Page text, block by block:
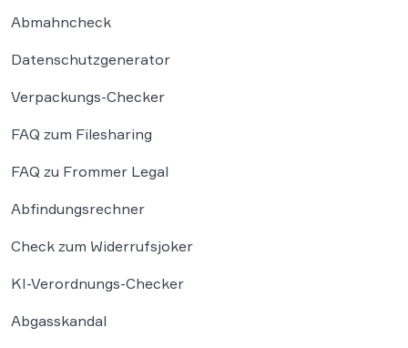
Abmahncheck
Datenschutzgenerator
Verpackungs-Checker
FAQ zum Filesharing
FAQ zu Frommer Legal
Abfindungsrechner
Check zum Widerrufsjoker
KI-Verordnungs-Checker
Abgasskandal